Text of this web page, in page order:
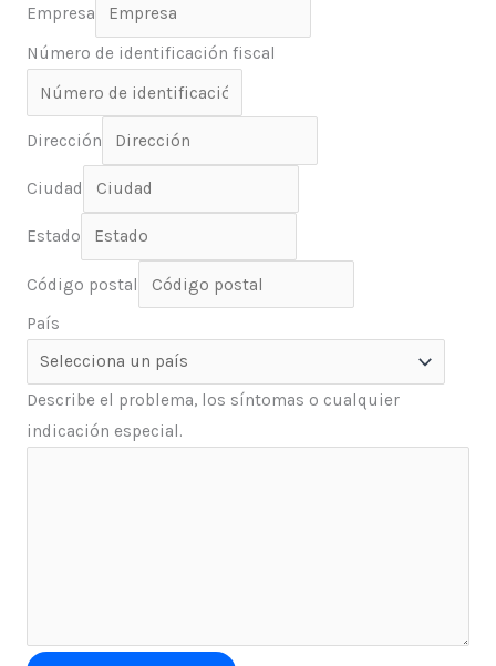
Empresa
Número de identificación fiscal
Dirección
Ciudad
Estado
Código postal
País
Describe el problema, los síntomas o cualquier
indicación especial.